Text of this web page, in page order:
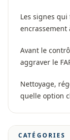
Les signes
encrassement
Avant le
aggraver le
Nettoyage,
quelle option
CATÉGORIES